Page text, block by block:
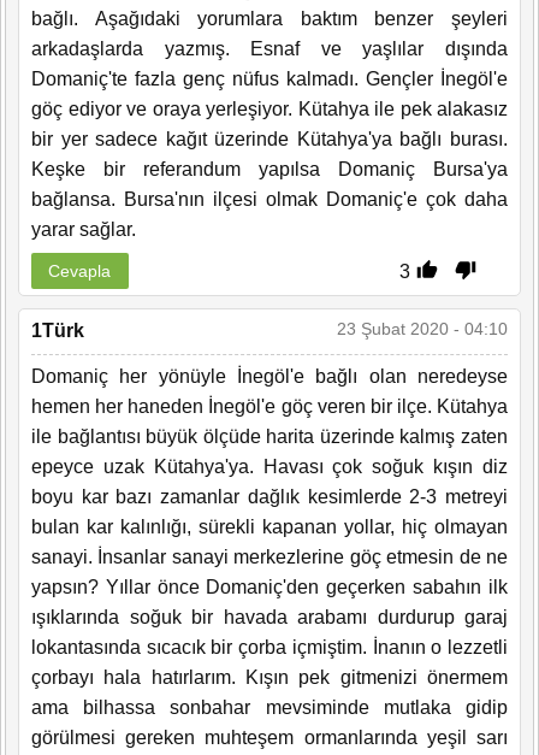
bağlı. Aşağıdaki yorumlara baktım benzer şeyleri
arkadaşlarda yazmış. Esnaf ve yaşlılar dışında
Domaniç'te fazla genç nüfus kalmadı. Gençler İnegöl'e
göç ediyor ve oraya yerleşiyor. Kütahya ile pek alakasız
bir yer sadece kağıt üzerinde Kütahya'ya bağlı burası.
Keşke bir referandum yapılsa Domaniç Bursa'ya
bağlansa. Bursa'nın ilçesi olmak Domaniç'e çok daha
yarar sağlar.
3
Cevapla
1Türk 23 Şubat 2020 - 04:10
Domaniç her yönüyle İnegöl'e bağlı olan neredeyse
hemen her haneden İnegöl'e göç veren bir ilçe. Kütahya
ile bağlantısı büyük ölçüde harita üzerinde kalmış zaten
epeyce uzak Kütahya'ya. Havası çok soğuk kışın diz
boyu kar bazı zamanlar dağlık kesimlerde 2-3 metreyi
bulan kar kalınlığı, sürekli kapanan yollar, hiç olmayan
sanayi. İnsanlar sanayi merkezlerine göç etmesin de ne
yapsın? Yıllar önce Domaniç'den geçerken sabahın ilk
ışıklarında soğuk bir havada arabamı durdurup garaj
lokantasında sıcacık bir çorba içmiştim. İnanın o lezzetli
çorbayı hala hatırlarım. Kışın pek gitmenizi önermem
ama bilhassa sonbahar mevsiminde mutlaka gidip
görülmesi gereken muhteşem ormanlarında yeşil sarı